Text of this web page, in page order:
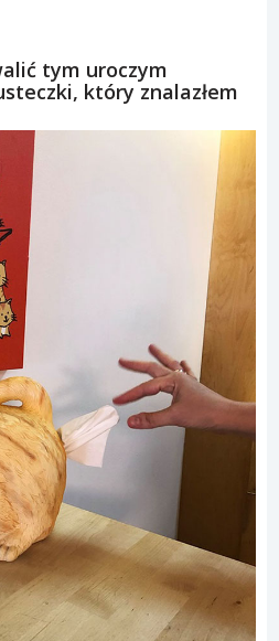
tym uroczym
który znalazłem